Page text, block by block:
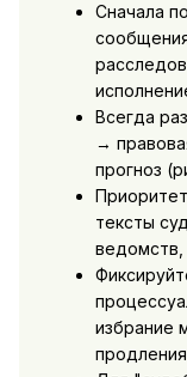
Сначала
Всегда
→
прогноз
тексты
ведомств,
избрание